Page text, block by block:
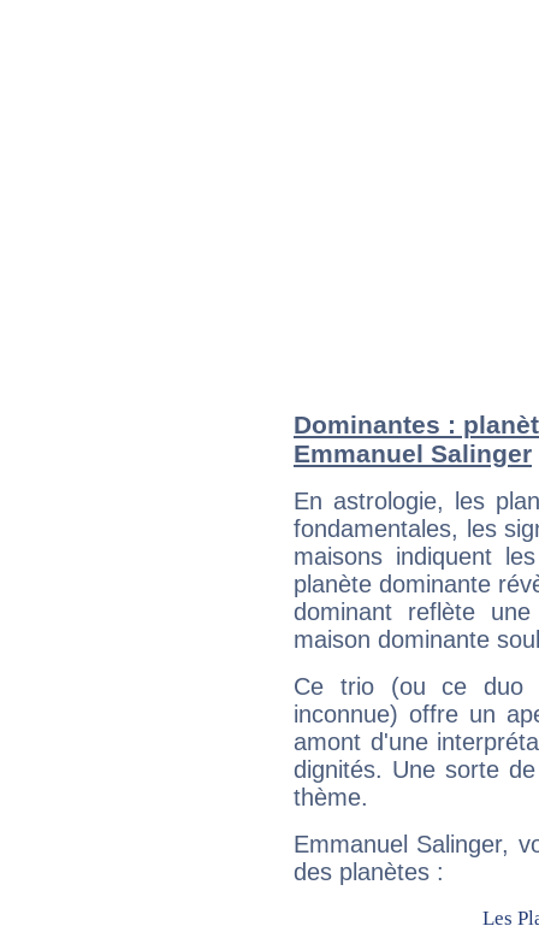
Dominantes :
Emmanuel Salinger
En astrologie, les
fondamentales, les
maisons indiquent
planète dominante
dominant reflète
maison dominante
Ce trio (ou ce duo
inconnue) offre un
amont d'une
dignités. Une sorte
thème.
Emmanuel Salinger,
des planètes :